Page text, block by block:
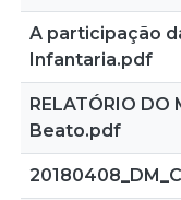
A participação
Infantaria.pdf
RELATÓRIO DO
Beato.pdf